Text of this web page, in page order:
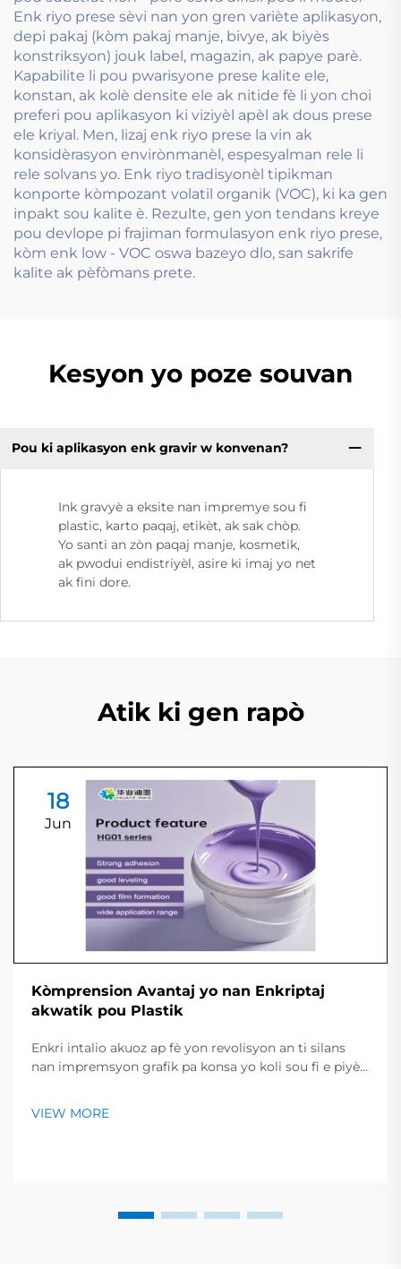
Enk riyo prese sèvi nan yon gren variète aplikasyon,
depi pakaj (kòm pakaj manje, bivye, ak biyès
konstriksyon) jouk label, magazin, ak papye parè.
Kapabilite li pou pwarisyone prese kalite ele,
konstan, ak kolè densite ele ak nitide fè li yon choi
preferi pou aplikasyon ki viziyèl apèl ak dous prese
ele kriyal. Men, lizaj enk riyo prese la vin ak
konsidèrasyon envirònmanèl, espesyalman rele li
rele solvans yo. Enk riyo tradisyonèl tipikman
konporte kòmpozant volatil organik (VOC), ki ka gen
inpakt sou kalite è. Rezulte, gen yon tendans kreye
pou devlope pi frajiman formulasyon enk riyo prese,
kòm enk low - VOC oswa bazeyo dlo, san sakrife
kalite ak pèfòmans prete.
Kesyon yo poze souvan
Pou ki aplikasyon enk gravir w konvenan?
Ink gravyè a eksite nan impremye sou fi
plastic, karto paqaj, etikèt, ak sak chòp.
Yo santi an zòn paqaj manje, kosmetik,
ak pwodui endistriyèl, asire ki imaj yo net
ak fini dore.
Atik ki gen rapò
18
Jun
Kòmprension Avantaj yo nan Enkriptaj
akwatik pou Plastik
Enkri intalio akuoz ap fè yon revolisyon an ti silans
nan impremsyon grafik pa konsa yo koli sou fi e piyès
VIEW MORE